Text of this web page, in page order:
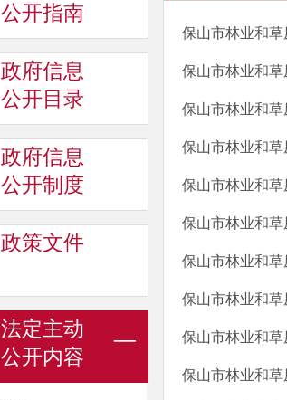
公开指南
政府信息
公开目录
政府信息
公开制度
政策文件
法定主动
公开内容
保山市林业和草
保山市林业和草
保山市林业和草
保山市林业和草
保山市林业和草
保山市林业和草
保山市林业和草
保山市林业和草
保山市林业和草
保山市林业和草